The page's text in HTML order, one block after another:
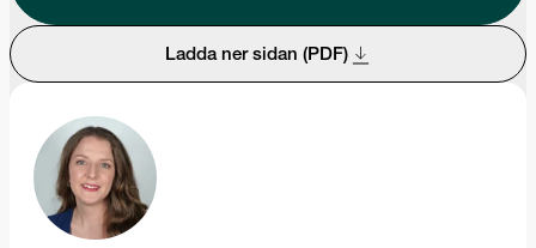
Ladda ner sidan (PDF)